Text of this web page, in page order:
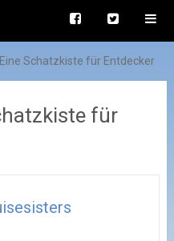
Schatzkiste für Entdecker
für